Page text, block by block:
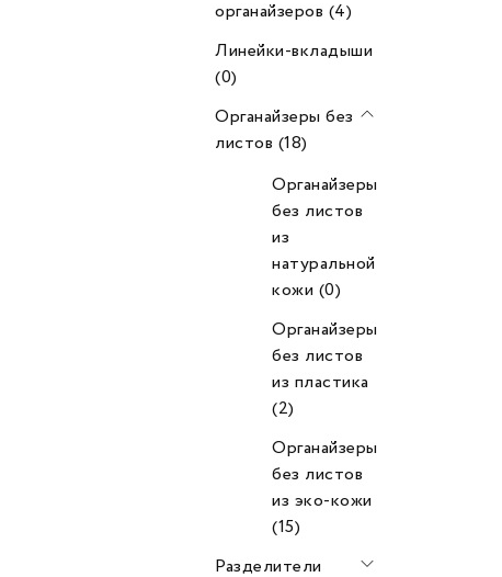
органайзеров (4)
Линейки-вкладыши
(0)
Органайзеры без
листов (18)
Органайзеры
без листов
из
натуральной
кожи (0)
Органайзеры
без листов
из пластика
(2)
Органайзеры
без листов
из эко-кожи
(15)
Разделители